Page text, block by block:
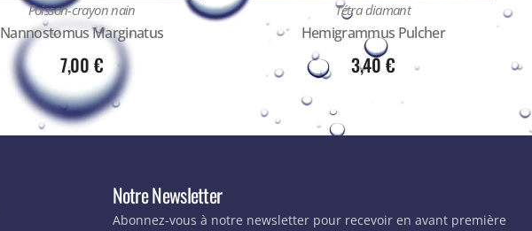
Poisson-crayon nain
Nannostomus Marginatus
7,00 €
Tétra diamant
Hemigrammus Pulcher
3,40€
Notre Newsletter
Abonnez-vous à notre newsletter pour recevoir en avant première